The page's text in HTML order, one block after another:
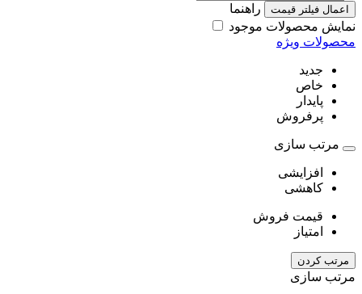
اعمال فیلتر قیمت
راهنما
نمایش محصولات موجود
محصولات ویژه
جدید
خاص
پایدار
پرفروش
مرتب سازی
افزایشی
کاهشی
قیمت فروش
امتیاز
مرتب کردن
مرتب سازی